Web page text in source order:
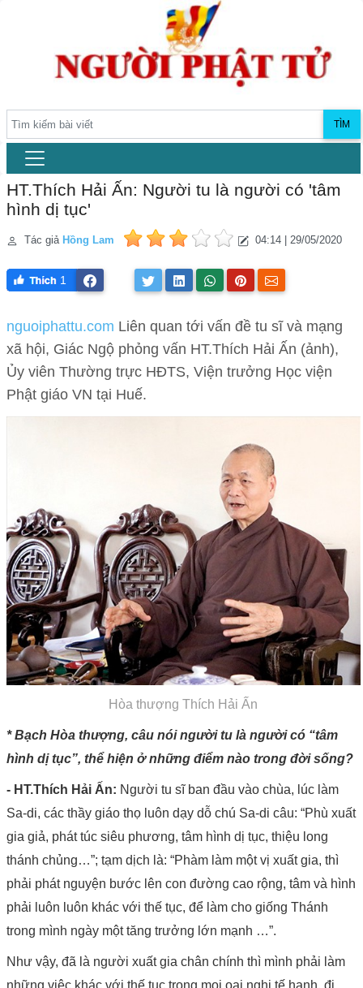
TÌM
HT.Thích Hải Ấn: Người tu là người có 'tâm
hình dị tục'
Tác giả Hồng Lam 04:14 | 29/05/2020
1
nguoiphattu.com Liên quan tới vấn đề tu sĩ và mạng
xã hội, Giác Ngộ phỏng vấn HT.Thích Hải Ấn (ảnh),
Ủy viên Thường trực HĐTS, Viện trưởng Học viện
Phật giáo VN tại Huế.
Hòa thượng Thích Hải Ấn
* Bạch Hòa thượng, câu nói người tu là người có “tâm
hình dị tục”, thể hiện ở những điểm nào trong đời sống?
- HT.Thích Hải Ấn: Người tu sĩ ban đầu vào chùa, lúc làm
Sa-di, các thầy giáo thọ luôn dạy dỗ chú Sa-di câu: “Phù xuất
gia giả, phát túc siêu phương, tâm hình dị tục, thiệu long
thánh chủng…”; tạm dịch là: “Phàm làm một vị xuất gia, thì
phải phát nguyện bước lên con đường cao rộng, tâm và hình
phải luôn luôn khác với thế tục, để làm cho giống Thánh
trong mình ngày một tăng trưởng lớn mạnh …”.
Như vậy, đã là người xuất gia chân chính thì mình phải làm